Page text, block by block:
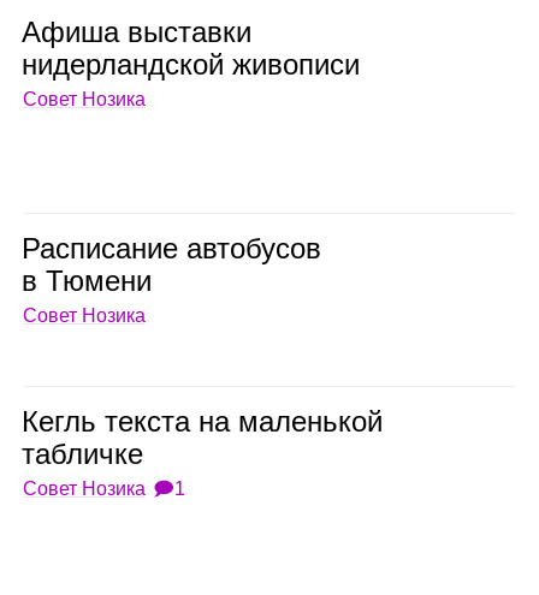
Афиша выставки
нидер­ланд­ской живо­писи
Совет Нозика
Рас­пи­са­ние авто­бу­сов
в Тюмени
Совет Нозика
Кегль тек­ста на малень­кой
таб­личке
Совет Нозика 🗩1